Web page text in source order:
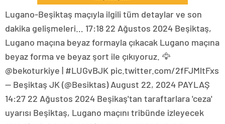
Lugano-Beşiktaş maçıyla ilgili tüm detaylar ve son dakika gelişmeleri… 17:18 22 Ağustos 2024 Beşiktaş, Lugano maçına beyaz formayla çıkacak Lugano maçına beyaz forma ve beyaz şort ile çıkıyoruz. 🦅@bekoturkiye | #LUGvBJK pic.twitter.com/2fFJMltFxs— Beşiktaş JK (@Besiktas) August 22, 2024 PAYLAŞ 14:27 22 Ağustos 2024 Beşikaş'tan taraftarlara 'ceza' uyarısı Beşiktaş, Lugano maçını tribünde izleyecek olan siyah-beyazlı taraftarlara uyarıda bulundu. Kulüpten yapılan açıklamada şu ifadelere yer verildi:”UEFA, geçtiğimiz sezon UEFA Konferans Ligi eleme turunda KF Tirana ile deplasmanda oynadığımız müsabakada meydana gelen tribün olayları nedeniyle kulübümüze deplasmandaki Avrupa kupası maçlarımız için taraftarlarımıza bilet satışına yasak getiren bir ceza vermişti. Söz konusu ceza daha sonra girişimlerimiz neticesinde 8 Ağustos 2025’e kadar denetimli serbestliğe çevrilmişti.’TRİBÜN OLAYLARI MEYDANA GELMESİ HALİNDE…’Lugano ile oynayacağımız maçta tribün olayları meydana gelmesi halinde bir sonraki deplasmanda oynayacağımız Avrupa kupası maçında taraftarlarımız deplasman tribününde yer alamayacaktır. Kulübümüzün maddi manevi zarara uğramaması ve taraftarlarımızın gelecekteki maçlarımızda tribünlerde yer alabilmeleri adına Lugano maçını tribünden izleyecek taraftarlarımızdan maçın ilk düdüğünden son düdüğüne kadar sadece takımımızı desteklemelerini önemle rica ederiz.” PAYLAŞ 21:46 21 Ağustos 2024 Beşiktaş'ın kadrosu: Siyah Beyazlı takımın Lugano maçları için UEFA’ya bildirdiği kadroda şu futbolcular bulunuyor:Kaleci: Ersin Destanoğlu, Mert GünokDefans: Jonas Svensson, Gabriel Paulista, Onur Bulut, Tayyip Talha Sanuç, Omar Colley, Necip Uysal, Bakhtiyor Zaynutdinov, Arthur Masuaku, Emirhan TopçuOrta saha: Milot Rashica, Salih Uçan, Demir Ege Tıknaz, Ernest Muçi, Moatasem Al-Musrati, Jean Onana, Cher Ndour, Can Keleş, Gedson FernandesForvet: Semih Kılıçsoy, Vincent Aboubakar, Ciro Immobile, Rafa Silva, Jackson Muleka PAYLAŞ Haberin Devamı 21:45 21 Ağustos 2024 Lugano, Türk takımlarına yabancı değil Lugano, 1 yıl dolmadan Türk takımlarıyla 3’üncü kez eşleşerek tanıdık bir takım haline geldi. Geçen sezon Konferans Ligi’nde Beşiktaş’la aynı grupta yer alan Lugano, evindeki maçı 2-0 kaybederken, İstanbul’da 3-2 galip gelmişti. Bu sezon başında Şampiyonlar Ligi 2’nci Eleme Turu’nda Fenerbahçe ile eşleşen İsviçre ekibi bu maçları 4-3 ve 2-1’lik skorlarla kaybetmişti. PAYLAŞ 21:43 21 Ağustos 2024 Muleka, İsviçre'ye götürülmedi Siyah Beyazlılarda karşılaşma öncesi sakat ve cezalı futbolcu bulunmazken, transfer görüşmelerinde bulunan Muleka İsviçre’ye götürülmedi. PAYLAŞ 21:42 22 Ağustos 2024 Lugano-Beşiktaş muhtemel 11'ler: Lugano: Saipi, Papadopoulos, El Wafi, Zanotti, Grgic, Bottani, Doumbia, Mai, Cimignani, Bislimi, AlisedaBeşiktaş: Mert, Svensson, Paulista, Colley, Masuaku, Rashica, Al Musrati, Gedson, Silva, Semih, İmmobile PAYLAŞ Haberin Devamı 21:41 22 Ağustos 2024 Lugano-Beşiktaş maçı ne zaman, saat kaçta, hangi kanalda? Bu akşam Thun Arena’da oynanacak ve saat 21:30’da başlayacak Lugano-Beşiktaş maçı S Sport Plus’tan canlı yayınlanacak. Danimarkalı hakem Morten Krogh’un yöneteceği mücadelenin canlı skor takibi ve tüm detayları haberimizde olacak.